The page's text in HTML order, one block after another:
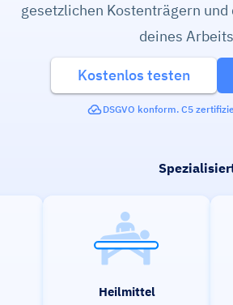
gesetzlichen Kostenträgern
deines
Kostenlos testen
DSGVO konform. C5
Heilmittel